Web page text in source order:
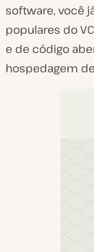
software, você
populares do
e de código
hospedagem